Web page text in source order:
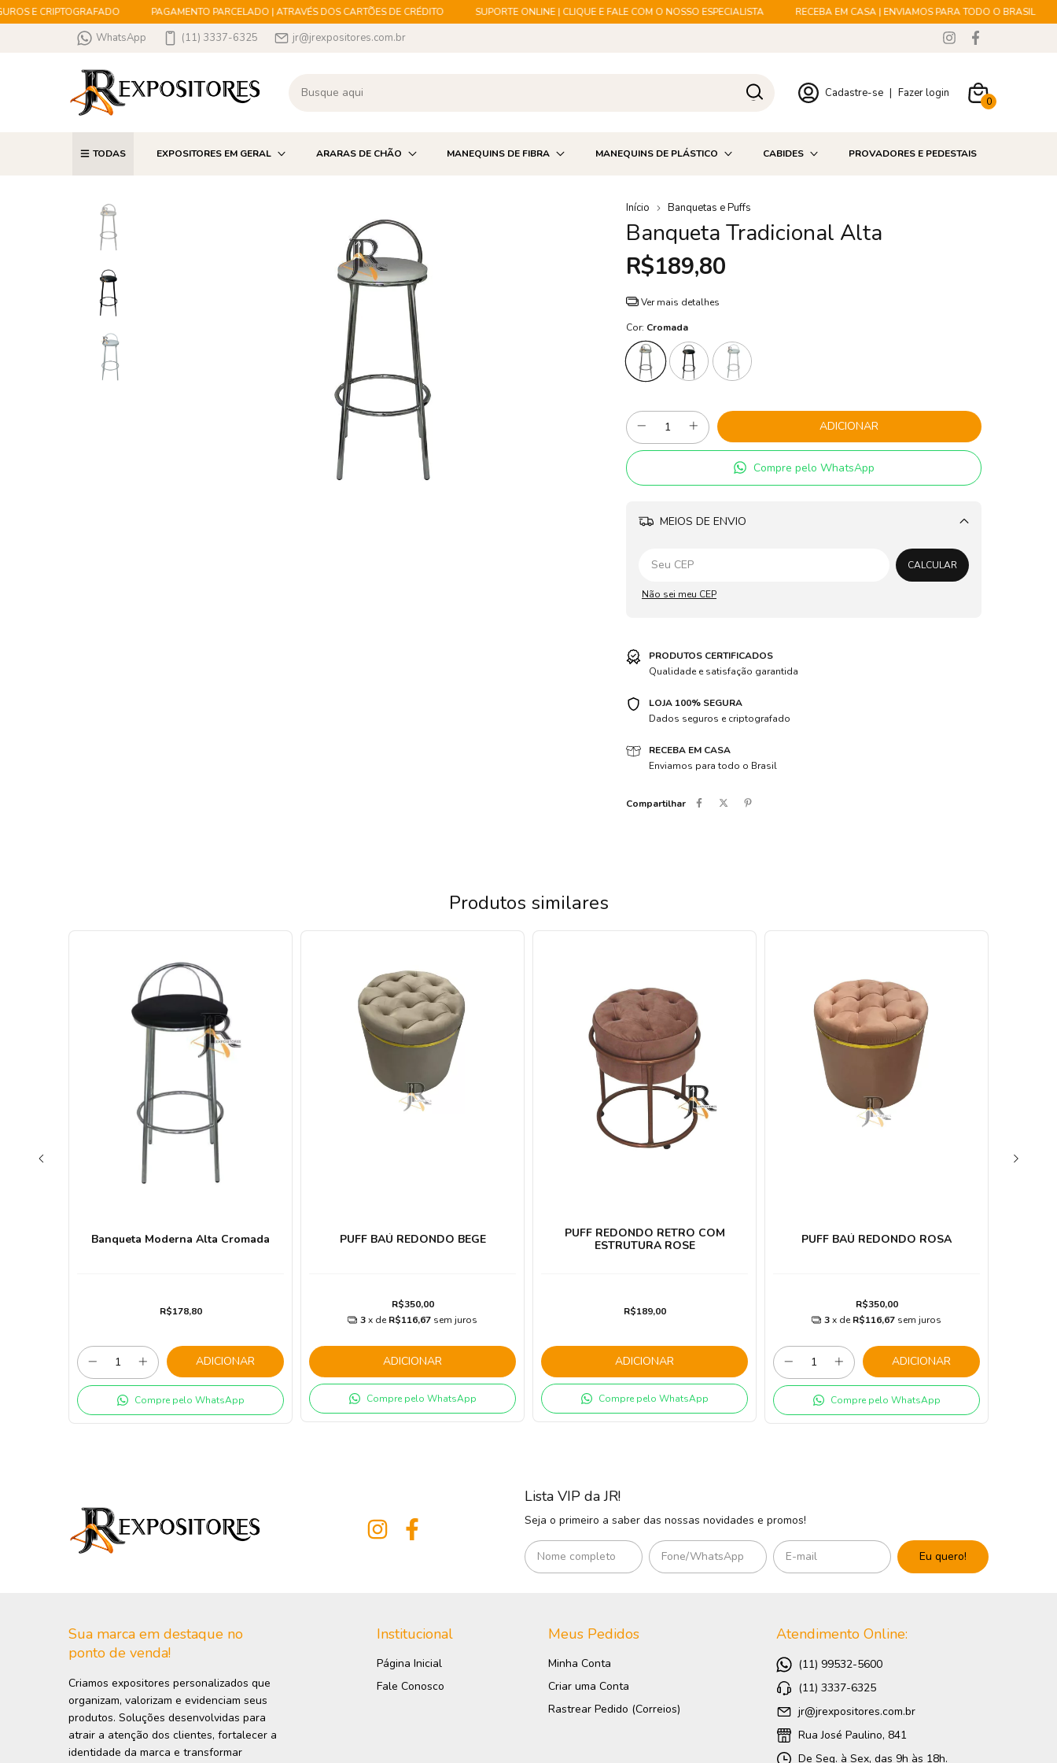
E CRIPTOGRAFADO PAGAMENTO PARCELADO | ATRAVÉS DOS CARTÕES DE CRÉDITO SUPORTE ONLINE | CLIQUE E FALE COM O NOSSO ESPECIALISTA RECEBA EM CASA | ENVIAMOS PARA TODO O BRASIL
WhatsApp (11) 3337-6325 jr@jrexpositores.com.br
Cadastre-se | Fazer login
0
TODAS EXPOSITORES EM GERAL ARARAS DE CHÃO MANEQUINS DE FIBRA MANEQUINS DE PLÁSTICO CABIDES PROVADORES E PEDESTAIS
Início Banquetas e Puffs
Banqueta Tradicional Alta
R$189,80
Ver mais detalhes
Cor: Cromada
Compre pelo WhatsApp
MEIOS DE ENVIO
Alterar CEP
CALCULAR
Não sei meu CEP
PRODUTOS CERTIFICADOS
Qualidade e satisfação garantida
LOJA 100% SEGURA
Dados seguros e criptografado
RECEBA EM CASA
Enviamos para todo o Brasil
Compartilhar
Produtos similares
Banqueta Moderna Alta Cromada
R$178,80
ADICIONAR
Compre pelo WhatsApp
PUFF BAÚ REDONDO BEGE
R$350,00
3x de R$116,67 sem juros
ADICIONAR
Compre pelo WhatsApp
PUFF REDONDO RETRO COM
ESTRUTURA ROSE
R$189,00
ADICIONAR
Compre pelo WhatsApp
PUFF BAÚ REDONDO ROSA
R$350,00
3x de R$116,67 sem juros
ADICIONAR
Compre pelo WhatsApp
Lista VIP da JR!
Seja o primeiro a saber das nossas novidades e promos!
Sua marca em destaque no
ponto de venda!
Criamos expositores personalizados que
organizam, valorizam e evidenciam seus
produtos. Soluções desenvolvidas para
atrair a atenção dos clientes, fortalecer a
identidade da marca e transformar
Institucional
Página Inicial
Fale Conosco
Meus Pedidos
Minha Conta
Criar uma Conta
Rastrear Pedido (Correios)
Atendimento Online:
(11) 99532-5600
(11) 3337-6325
jr@jrexpositores.com.br
Rua José Paulino, 841
De Seg. à Sex, das 9h às 18h.